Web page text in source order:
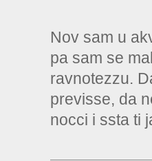
Nov sam u
pa sam se
ravnotezzu.
previsse, da
nocci i ssta ti